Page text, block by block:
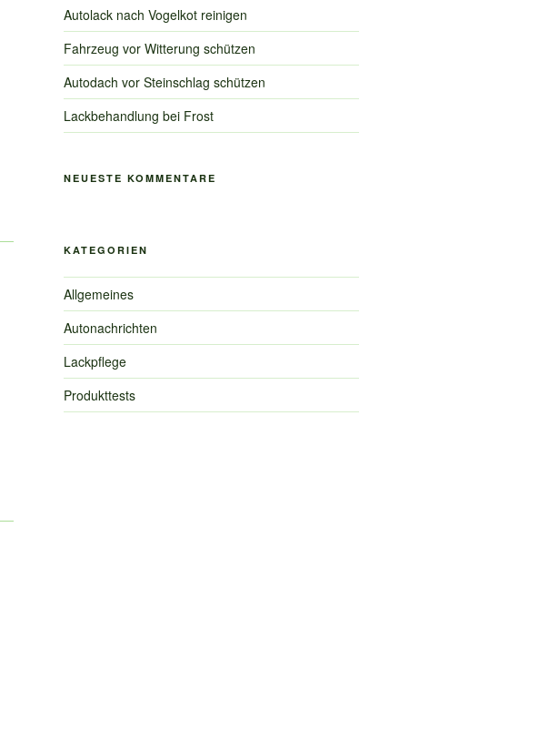
Autolack nach Vogelkot reinigen
Fahrzeug vor Witterung schützen
Autodach vor Steinschlag schützen
Lackbehandlung bei Frost
NEUESTE KOMMENTARE
KATEGORIEN
Allgemeines
Autonachrichten
Lackpflege
Produkttests